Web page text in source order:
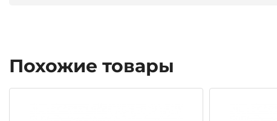
Похожие товары